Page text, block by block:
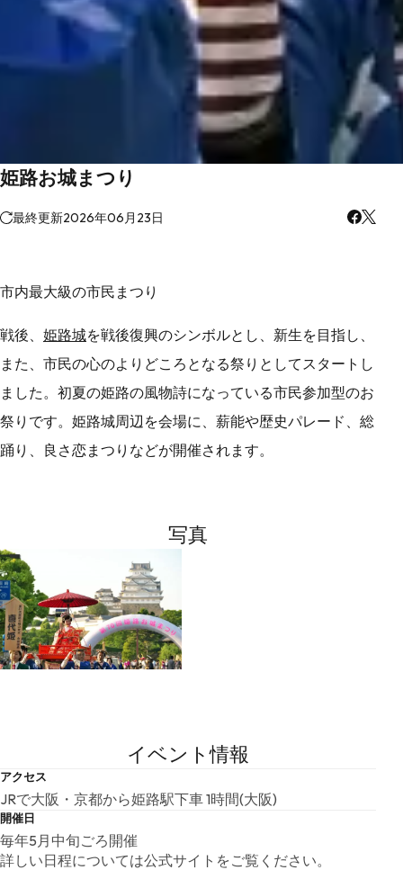
姫路お城まつり
最終更新2026年06月23日
市内最大級の市民まつり
戦後、 姫路城を戦後復興のシンボルとし、新生を目指し、
また、市民の心のよりどころとなる祭りとしてスタートし
ました。初夏の姫路の風物詩になっている市民参加型のお
祭りです。姫路城周辺を会場に、薪能や歴史パレード、総
踊り、良さ恋まつりなどが開催されます。
写真
イベント情報
アクセス
JRで大阪・京都から姫路駅下車 1時間(大阪)
開催日
毎年5月中旬ごろ開催
詳しい日程については公式サイトをご覧ください。